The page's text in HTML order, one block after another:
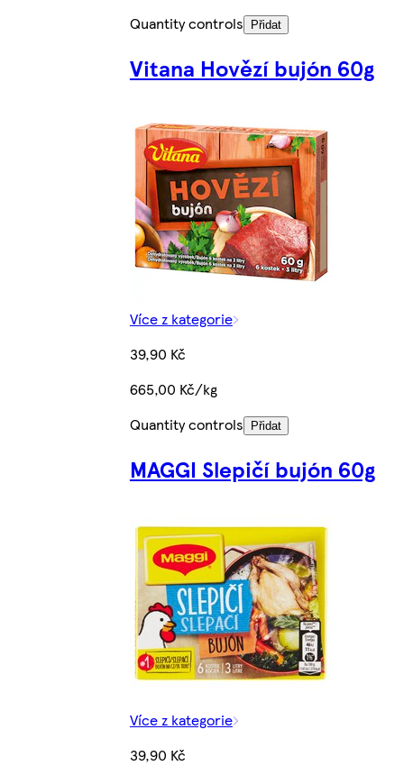
Quantity controls
Přidat
Vitana Hovězí bujón 60g
Více z kategorie
39,90 Kč
665,00 Kč/kg
Quantity controls
Přidat
MAGGI Slepičí bujón 60g
Více z kategorie
39,90 Kč